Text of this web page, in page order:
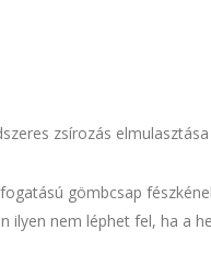
zsírozás elmulasztása
gömbcsap
ilyen nem léphet fel, ha a